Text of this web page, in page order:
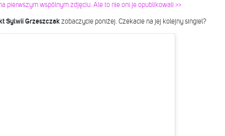
pierwszym wspólnym zdjęciu. Ale to nie oni je opublikowali >>
Sylwii Grzeszczakzobaczycie poniżej. Czekacie na jej kolejny singiel?